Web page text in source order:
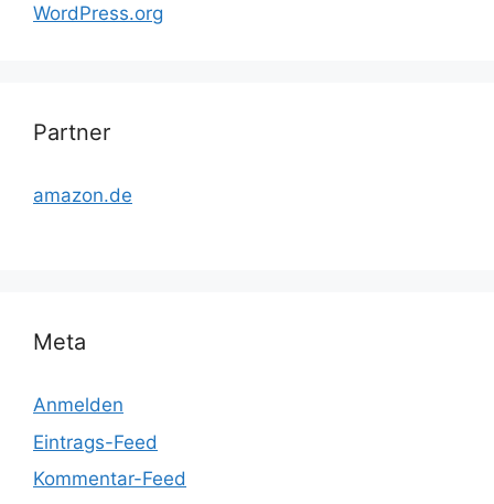
WordPress.org
Partner
amazon.de
Meta
Anmelden
Eintrags-Feed
Kommentar-Feed